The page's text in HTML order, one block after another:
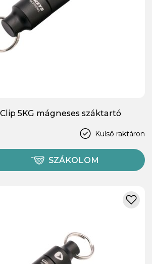
5KG mágneses száktartó
Külső raktáron
SZÁKOLOM